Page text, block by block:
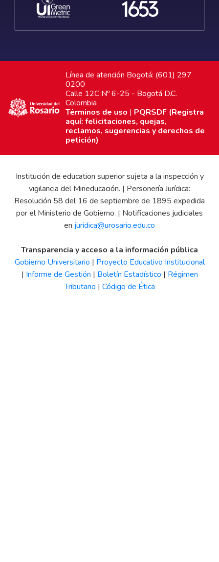
Línea de atención Bogotá: (601) 297
0200
Calle 12C Nº 6-25 - Bogotá D.C.
Colombia
Términos de uso | PQRSDF (Registra
aquí: felicitaciones, quejas,
reclamos, sugerencias y derechos de
petición)
Institución de education superior sujeta a la inspección y
vigilancia del Mineducación. | Personería Jurídica:
Resolución 58 del 16 de septiembre de 1895 expedida
por el Ministerio de Gobierno. | Notificaciones judiciales
en juridica@urosario.edu.co
Transparencia y acceso a la información pública
Gobierno Universitario | Proyecto Educativo Institucional
| Informe de Gestión | Boletín Estadístico | Régimen
Tributario | Código de Ética